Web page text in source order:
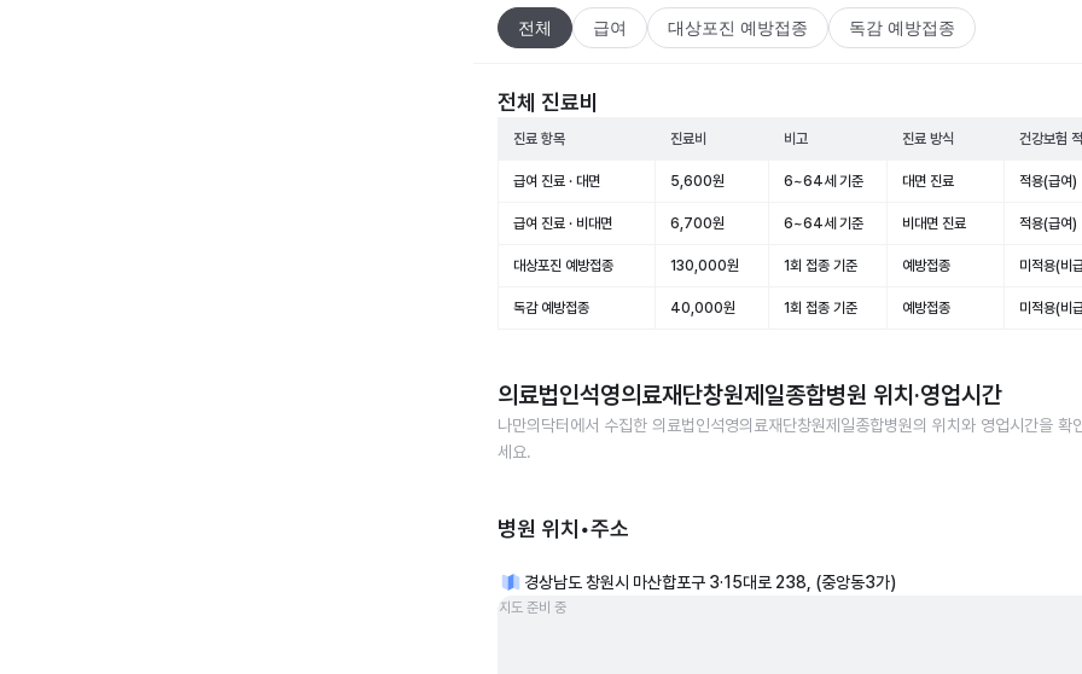
전체 급여 대상포진 예방접종 독감 예방접종
전체 진료비
진료 항목 진료비 비고 진료 방식 건강보험
급여 진료 · 대면 5,600원 6~64세 기준 대면 진료 적용(급여)
급여 진료 · 비대면 6,700원 6~64세 기준 비대면 진료 적용(급여)
대상포진 예방접종 130,000원 1회 접종 기준 예방접종 미적용(비
독감 예방접종 40,000원 1회 접종 기준 예방접종 미적용(비
의료법인석영의료재단창원제일종합병원 위치·영업시간
나만의닥터에서 수집한 의료법인석영의료재단창원제일종합병원의 위치와 영업시간을 확
세요.
병원 위치•주소
경상남도 창원시 마산합포구 3·15대로 238, (중앙동3가)
지도 준비 중